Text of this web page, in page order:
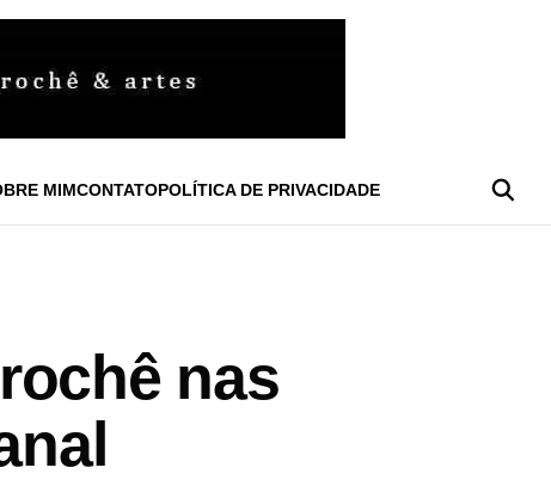
MIMCONTATOPOLÍTICA DE PRIVACIDADE
nas